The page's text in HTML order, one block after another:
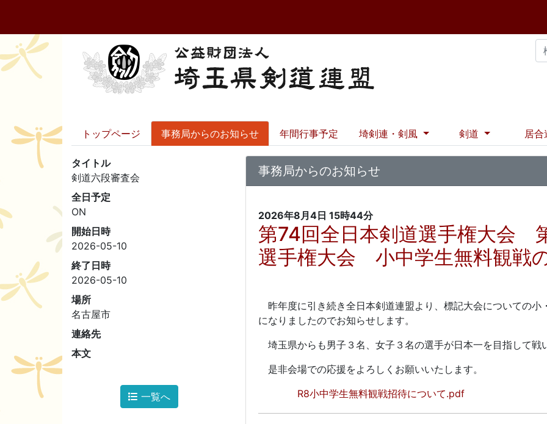
トップページ 事務局からのお知らせ 年間行事予定 埼剣連・剣風 剣道 居
タイトル
剣道六段審査会
全日予定
ON
開始日時
2026-05-10
終了日時
2026-05-10
場所
名古屋市
連絡先
本文
一覧へ
事務局からのお知らせ
2026年8月4日 15時44分
第74回全日本剣道選手権大会
選手権大会 小中学生無料観戦
昨年度に引き続き全日本剣道連盟より、標記大会についての小
になりましたのでお知らせします。
埼玉県からも男子３名、女子３名の選手が日本一を目指して戦
是非会場での応援をよろしくお願いいたします。
R8小中学生無料観戦招待について.pdf